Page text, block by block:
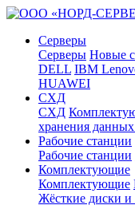
Серверы
Серверы Новые
DELL IBM
HUAWEI
СХД
СХД
хранения
Рабочие станции
Рабочие станции
Комплектующие
Комплектующие
Жёсткие диски и